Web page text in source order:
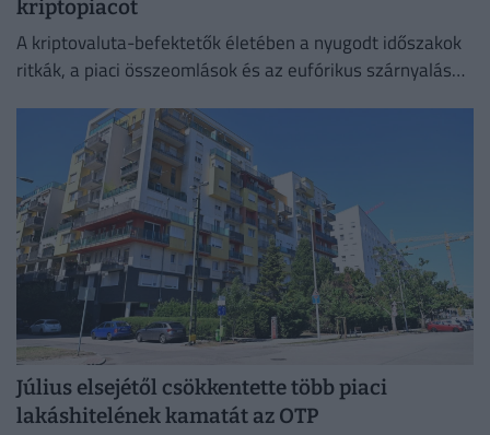
kriptopiacot
A kriptovaluta-befektetők életében a nyugodt időszakok
ritkák, a piaci összeomlások és az eufórikus szárnyalások
Július elsejétől csökkentette több piaci
lakáshitelének kamatát az OTP